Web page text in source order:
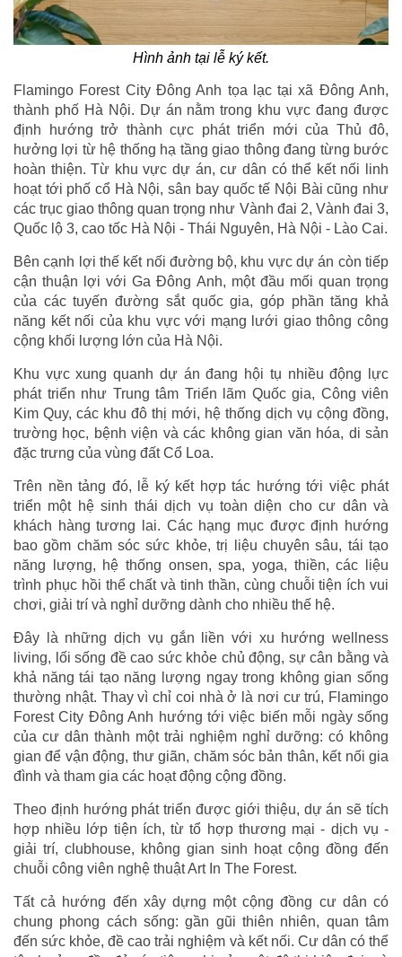
Hình ảnh tại lễ ký kết.
Flamingo Forest City Đông Anh tọa lạc tại xã Đông Anh,
thành phố Hà Nội. Dự án nằm trong khu vực đang được
định hướng trở thành cực phát triển mới của Thủ đô,
hưởng lợi từ hệ thống hạ tầng giao thông đang từng bước
hoàn thiện. Từ khu vực dự án, cư dân có thể kết nối linh
hoạt tới phố cổ Hà Nội, sân bay quốc tế Nội Bài cũng như
các trục giao thông quan trọng như Vành đai 2, Vành đai 3,
Quốc lộ 3, cao tốc Hà Nội - Thái Nguyên, Hà Nội - Lào Cai.
Bên cạnh lợi thế kết nối đường bộ, khu vực dự án còn tiếp
cận thuận lợi với Ga Đông Anh, một đầu mối quan trọng
của các tuyến đường sắt quốc gia, góp phần tăng khả
năng kết nối của khu vực với mạng lưới giao thông công
cộng khối lượng lớn của Hà Nội.
Khu vực xung quanh dự án đang hội tụ nhiều động lực
phát triển như Trung tâm Triển lãm Quốc gia, Công viên
Kim Quy, các khu đô thị mới, hệ thống dịch vụ cộng đồng,
trường học, bệnh viện và các không gian văn hóa, di sản
đặc trưng của vùng đất Cổ Loa.
Trên nền tảng đó, lễ ký kết hợp tác hướng tới việc phát
triển một hệ sinh thái dịch vụ toàn diện cho cư dân và
khách hàng tương lai. Các hạng mục được định hướng
bao gồm chăm sóc sức khỏe, trị liệu chuyên sâu, tái tạo
năng lượng, hệ thống onsen, spa, yoga, thiền, các liệu
trình phục hồi thể chất và tinh thần, cùng chuỗi tiện ích vui
chơi, giải trí và nghỉ dưỡng dành cho nhiều thế hệ.
Đây là những dịch vụ gắn liền với xu hướng wellness
living, lối sống đề cao sức khỏe chủ động, sự cân bằng và
khả năng tái tạo năng lượng ngay trong không gian sống
thường nhật. Thay vì chỉ coi nhà ở là nơi cư trú, Flamingo
Forest City Đông Anh hướng tới việc biến mỗi ngày sống
của cư dân thành một trải nghiệm nghỉ dưỡng: có không
gian để vận động, thư giãn, chăm sóc bản thân, kết nối gia
đình và tham gia các hoạt động cộng đồng.
Theo định hướng phát triển được giới thiệu, dự án sẽ tích
hợp nhiều lớp tiện ích, từ tổ hợp thương mại - dịch vụ -
giải trí, clubhouse, không gian sinh hoạt cộng đồng đến
chuỗi công viên nghệ thuật Art In The Forest.
Tất cả hướng đến xây dựng một cộng đồng cư dân có
chung phong cách sống: gần gũi thiên nhiên, quan tâm
đến sức khỏe, đề cao trải nghiệm và kết nối. Cư dân có thể